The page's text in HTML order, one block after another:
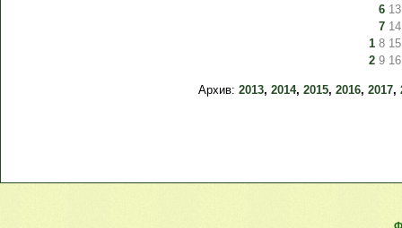
6 13
7 14
1 8 15
2 9 16
Архив:2013,2014,2015,2016,2017,